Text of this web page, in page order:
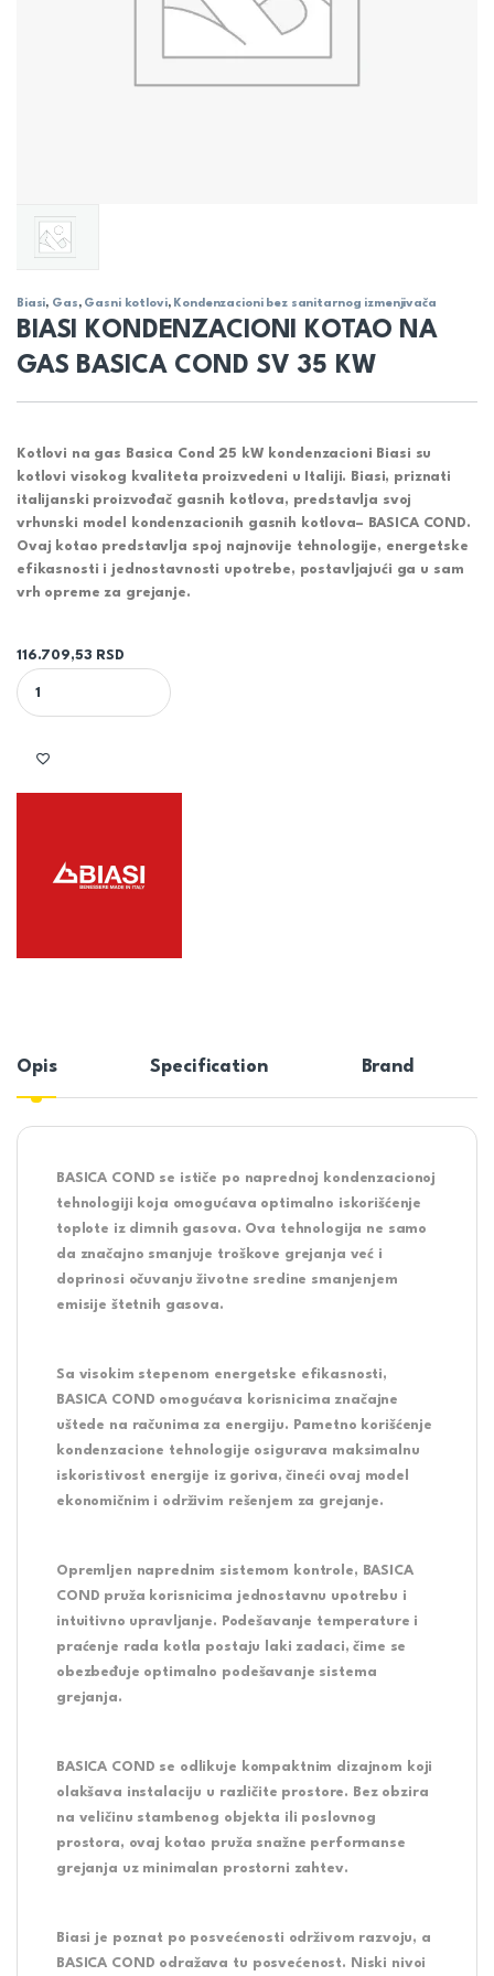
Biasi, Gas, Gasni kotlovi, Kondenzacioni bez sanitarnog izmenjivača
BIASI KONDENZACIONI KOTAO NA
GAS BASICA COND SV 35 KW
Kotlovi na gas Basica Cond 25 kW kondenzacioni Biasi su
kotlovi visokog kvaliteta proizvedeni u Italiji. Biasi, priznati
italijanski proizvođač gasnih kotlova, predstavlja svoj
vrhunski model kondenzacionih gasnih kotlova– BASICA COND.
Ovaj kotao predstavlja spoj najnovije tehnologije, energetske
efikasnosti i jednostavnosti upotrebe, postavljajući ga u sam
vrh opreme za grejanje.
116.709,53 RSD
BIASI KONDENZACIONI KOTAO NA GAS BASICA COND SV 35 KW
Opis Specification Brand
BASICA COND se ističe po naprednoj kondenzacionoj
tehnologiji koja omogućava optimalno iskorišćenje
toplote iz dimnih gasova. Ova tehnologija ne samo
da značajno smanjuje troškove grejanja već i
doprinosi očuvanju životne sredine smanjenjem
emisije štetnih gasova.
Sa visokim stepenom energetske efikasnosti,
BASICA COND omogućava korisnicima značajne
uštede na računima za energiju. Pametno korišćenje
kondenzacione tehnologije osigurava maksimalnu
iskoristivost energije iz goriva, čineći ovaj model
ekonomičnim i održivim rešenjem za grejanje.
Opremljen naprednim sistemom kontrole, BASICA
COND pruža korisnicima jednostavnu upotrebu i
intuitivno upravljanje. Podešavanje temperature i
praćenje rada kotla postaju laki zadaci, čime se
obezbeđuje optimalno podešavanje sistema
grejanja.
BASICA COND se odlikuje kompaktnim dizajnom koji
olakšava instalaciju u različite prostore. Bez obzira
na veličinu stambenog objekta ili poslovnog
prostora, ovaj kotao pruža snažne performanse
grejanja uz minimalan prostorni zahtev.
Biasi je poznat po posvećenosti održivom razvoju, a
BASICA COND odražava tu posvećenost. Niski nivoi